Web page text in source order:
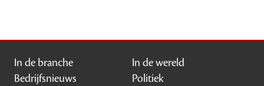
In de branche
Bedrijfsnieuws
In de wereld
Politiek